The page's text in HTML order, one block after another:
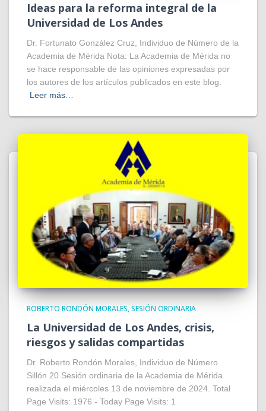
Ideas para la reforma integral de la
Universidad de Los Andes
Dr. Fortunato González Cruz, Individuo de Número de la
Academia de Mérida Nota: La Academia de Mérida no
se hace responsable de las opiniones expresadas por
los autores de los artículos publicados en este blog.
Leer más…
ROBERTO RONDÓN MORALES SESIÓN ORDINARIA
La Universidad de Los Andes, crisis,
riesgos y salidas compartidas
Dr. Roberto Rondón Morales, Individuo de Número
Sillón 20 Sesión ordinaria de la Academia de Mérida
realizada el miércoles 13 de noviembre de 2024. Total
Page Visits: 1976 - Today Page Visits: 1